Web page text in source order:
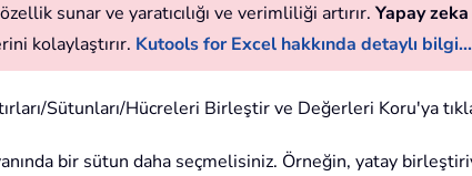
sunar ve yaratıcılığı ve verimliliği artırır. Yapay
kolaylaştırır. Kutools for Excel hakkında detaylı bilgi...
Sütunları/Hücreleri Birleştir ve Değerleri Koru'ya
bir sütun daha seçmelisiniz. Örneğin, yatay